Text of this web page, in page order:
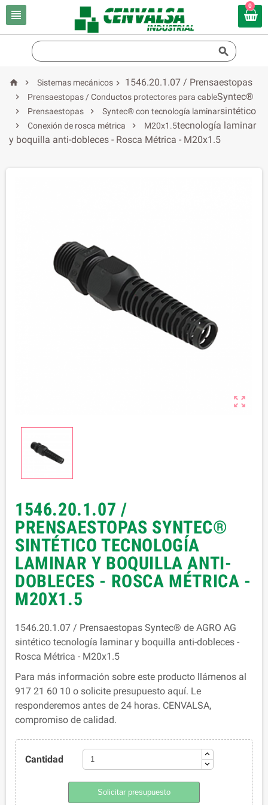

0

 
Sistemas mecánicos

Prensaestopas / Conductos protectores para cable

Prensaestopas 
Syntec® con tecnología laminar

Conexión de rosca métrica  M20x1.5

1546.20.1.07 / Prensaestopas
Syntec®
sintético
tecnología laminar
y boquilla anti-dobleces - Rosca Métrica - M20x1.5

1546.20.1.07 /
PRENSAESTOPAS SYNTEC®
SINTÉTICO TECNOLOGÍA
LAMINAR Y BOQUILLA ANTI-
DOBLECES - ROSCA MÉTRICA -
M20X1.5
1546.20.1.07 / Prensaestopas Syntec® de AGRO AG
sintético tecnología laminar y boquilla anti-dobleces -
Rosca Métrica - M20x1.5
Para más información sobre este producto llámenos al
917 21 60 10 o solicite presupuesto aquí. Le
responderemos antes de 24 horas. CENVALSA,
compromiso de calidad.
Cantidad
Solicitar presupuesto